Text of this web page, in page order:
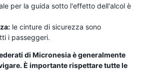
per la guida sotto l'effetto dell'alcol è
le cinture di sicurezza sono
i passeggeri.
di Micronesia è generalmente
È importante rispettare tutte le